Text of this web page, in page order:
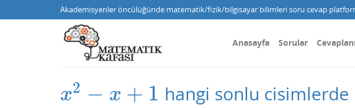
Akademisyenler öncülüğünde matematik/fizik/bilgisayar bilimleri soru cevap
Anasayfa Sorular
x2 − x + 1
x2 −x+ 1 hangi sonlu